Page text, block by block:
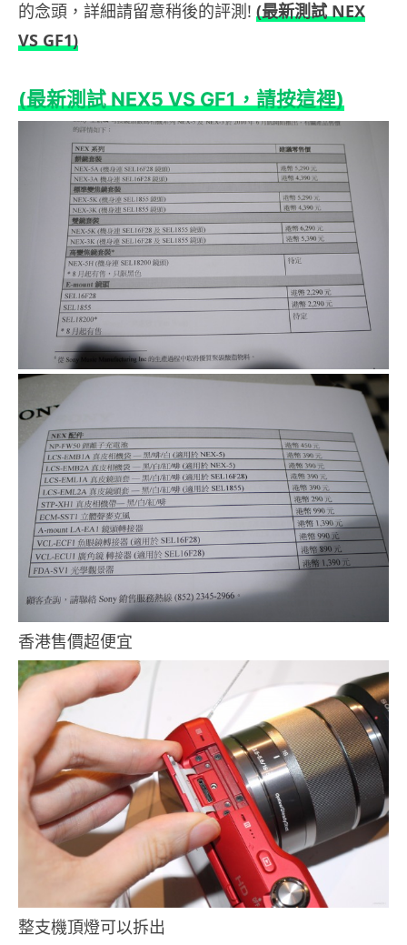
的念頭，詳細請留意稍後的評測! (最新測試 NEX
VS GF1)
(最新測試 NEX5 VS GF1，請按這裡)
香港售價超便宜
整支機頂燈可以拆出